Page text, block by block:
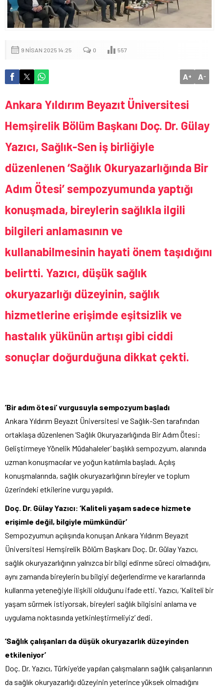
9 NISAN 2025 14:25 0 557
A+ A-
Ankara Yıldırım Beyazıt Üniversitesi
Hemşirelik Bölüm Başkanı Doç. Dr. Gülay
Yazıcı, Sağlık-Sen iş birliğiyle
düzenlenen ‘Sağlık Okuryazarlığında Bir
Adım Ötesi’ sempozyumunda yaptığı
konuşmada, bireylerin sağlıkla ilgili
bilgileri anlamasının ve
kullanabilmesinin hayati önem taşıdığını
belirtti. Yazıcı, düşük sağlık
okuryazarlığı düzeyinin, sağlık
hizmetlerine erişimde eşitsizlik ve
hastalık yükünün artışı gibi ciddi
sonuçlar doğurduğuna dikkat çekti.
‘Bir adım ötesi’ vurgusuyla sempozyum başladı
Ankara Yıldırım Beyazıt Üniversitesi ve Sağlık-Sen tarafından
ortaklaşa düzenlenen ‘Sağlık Okuryazarlığında Bir Adım Ötesi:
Geliştirmeye Yönelik Müdahaleler’ başlıklı sempozyum, alanında
uzman konuşmacılar ve yoğun katılımla başladı. Açılış
konuşmalarında, sağlık okuryazarlığının bireyler ve toplum
üzerindeki etkilerine vurgu yapıldı.
Doç. Dr. Gülay Yazıcı: ‘Kaliteli yaşam sadece hizmete
erişimle değil, bilgiyle mümkündür’
Sempozyumun açılışında konuşan Ankara Yıldırım Beyazıt
Üniversitesi Hemşirelik Bölüm Başkanı Doç. Dr. Gülay Yazıcı,
sağlık okuryazarlığının yalnızca bir bilgi edinme süreci olmadığını,
aynı zamanda bireylerin bu bilgiyi değerlendirme ve kararlarında
kullanma yeteneğiyle ilişkili olduğunu ifade etti. Yazıcı, ‘Kaliteli bir
yaşam sürmek istiyorsak, bireyleri sağlık bilgisini anlama ve
uygulama noktasında yetkinleştirmeliyiz’ dedi.
‘Sağlık çalışanları da düşük okuryazarlık düzeyinden
etkileniyor’
Doç. Dr. Yazıcı, Türkiye’de yapılan çalışmaların sağlık çalışanlarının
da sağlık okuryazarlığı düzeyinin yeterince yüksek olmadığını